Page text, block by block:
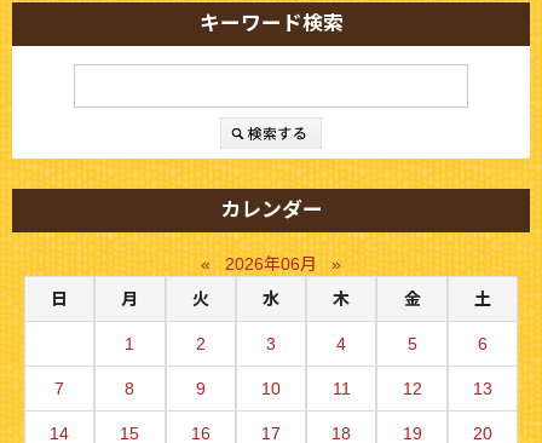
キーワード検索
カレンダー
« 2026年06月
»
日
月 火 水 木 金 土
1 2 3 4 5 6
7 8 9 10 11 12 13
14 15 16 17 18 19 20